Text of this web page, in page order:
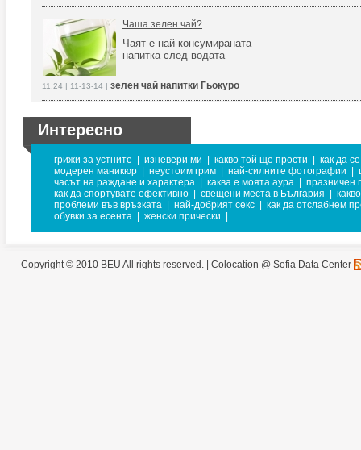
Чаша зелен чай?
Чаят е най-консумираната
напитка след водата
11:24 | 11-13-14 | зелен чай напитки Гьокуро
Интересно
грижи за устните изневери ми какво той ще прости
как да
модерен маникюр
неустоим грим най-силните фотографии
часът на раждане и характера
каква е моята аура
празничен
как да спортувате ефективно
свещени места в България
проблеми във връзката
най-добрият секс
как да отслабнем
обувки за есента
женски прически
Copyright © 2010 BEU All rights reserved. | Colocation @ Sofia Data Center